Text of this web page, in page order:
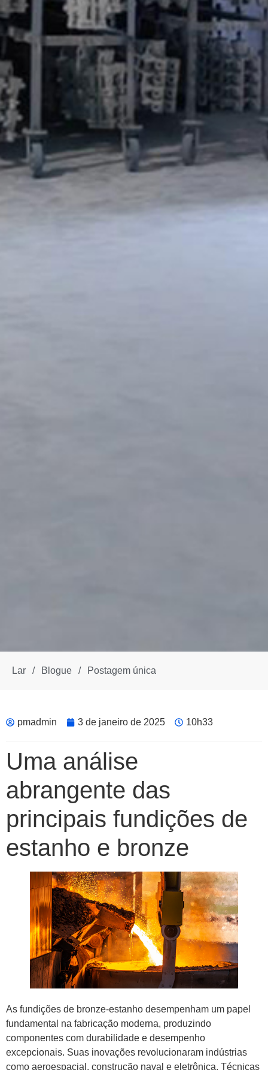
Lar / Blogue / Postagem única
pmadmin 3 de janeiro de 2025 10h33
Uma análise
abrangente das
principais fundições de
estanho e bronze
As fundições de bronze-estanho desempenham um papel
fundamental na fabricação moderna, produzindo
componentes com durabilidade e desempenho
excepcionais. Suas inovações revolucionaram indústrias
como aeroespacial, construção naval e eletrônica. Técnicas